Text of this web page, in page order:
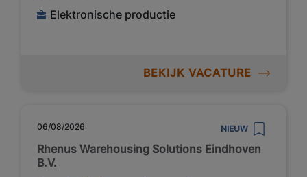
Elektronische productie
BEKIJK VACATURE
06/08/2026 NIEUW
Rhenus Warehousing Solutions Eindhoven
B.V.